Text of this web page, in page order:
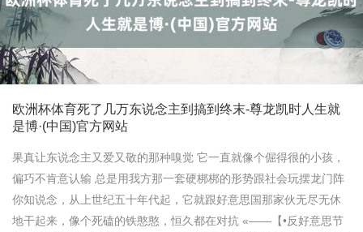
欧洲杯体育死了几万东说念主到搞到终末-尊龙凯时人生就
是博·(中国)官方网站
果真让东说念主又爱又敬的那种嗅觉 它一直就像个倔得很的小孩，
偏巧不肯意认输 总是用我方那一套硬梆梆的形势跟社会玩摆龙门阵
你知说念，从上世纪五十年代起，它就跟好意思国那家伙无尽无休
地干起来，像个死磕的铁憨憨，恒久都在对抗 «——【•反好意思节